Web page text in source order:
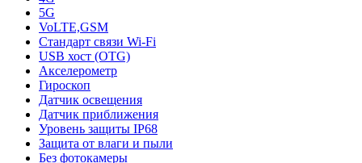
5G
VoLTE,GSM
Стандарт связи Wi-Fi
USB хост (OTG)
Акселерометр
Гироскоп
Датчик освещения
Датчик приближения
Уровень защиты IP68
Защита от влаги и пыли
Без фотокамеры